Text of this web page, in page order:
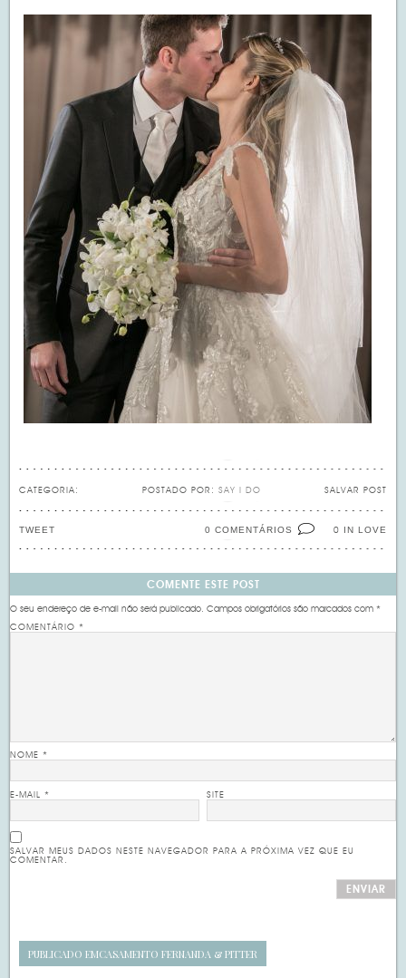
CATEGORIA: SALVAR POST
POSTADO POR: SAY I DO
0 IN LOVE
0 COMENTÁRIOS
TWEET
COMENTE ESTE POST
O seu endereço de e-mail não será publicado. Campos obrigatórios são marcados com*
COMENTÁRIO*
NOME*
E-MAIL* SITE
SALVAR MEUS DADOS NESTE NAVEGADOR PARA A PRÓXIMA VEZ QUE EU
COMENTAR.
PUBLICADO EMCASAMENTO FERNANDA & PITTER